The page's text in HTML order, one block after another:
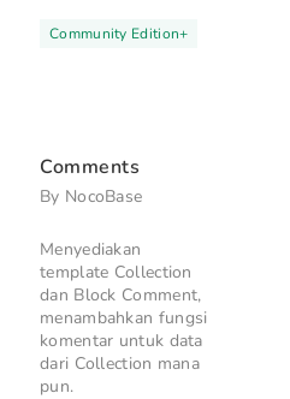
Community Edition+
Comments
By NocoBase
Menyediakan
template Collection
dan Block Comment,
menambahkan fungsi
komentar untuk data
dari Collection mana
pun.